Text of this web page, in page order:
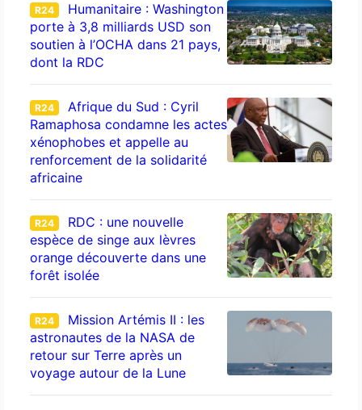
R24
Humanitaire : Washington
porte à 3,8 milliards USD son
soutien à l’OCHA dans 21 pays,
dont la RDC
R24
Afrique du Sud : Cyril
Ramaphosa condamne les actes
xénophobes et appelle au
renforcement de la solidarité
africaine
R24
RDC : une nouvelle
espèce de singe aux lèvres
orange découverte dans une
forêt isolée
R24
Mission Artémis II : les
astronautes de la NASA de
retour sur Terre après un
voyage autour de la Lune